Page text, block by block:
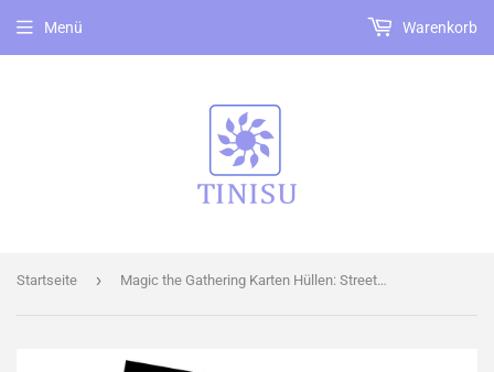
Menü Warenkorb
Startseite › Magic the Gathering Karten Hüllen: Streets of New Capenna featruing Kitt Kanto, Mayhem Diva (100)